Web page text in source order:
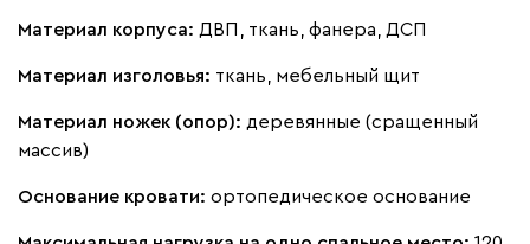
Материал корпуса: ДВП, ткань, фанера, ДСП
Материал изголовья: ткань, мебельный щит
Материал ножек (опор): деревянные (сращенный
массив)
Основание кровати: ортопедическое основание